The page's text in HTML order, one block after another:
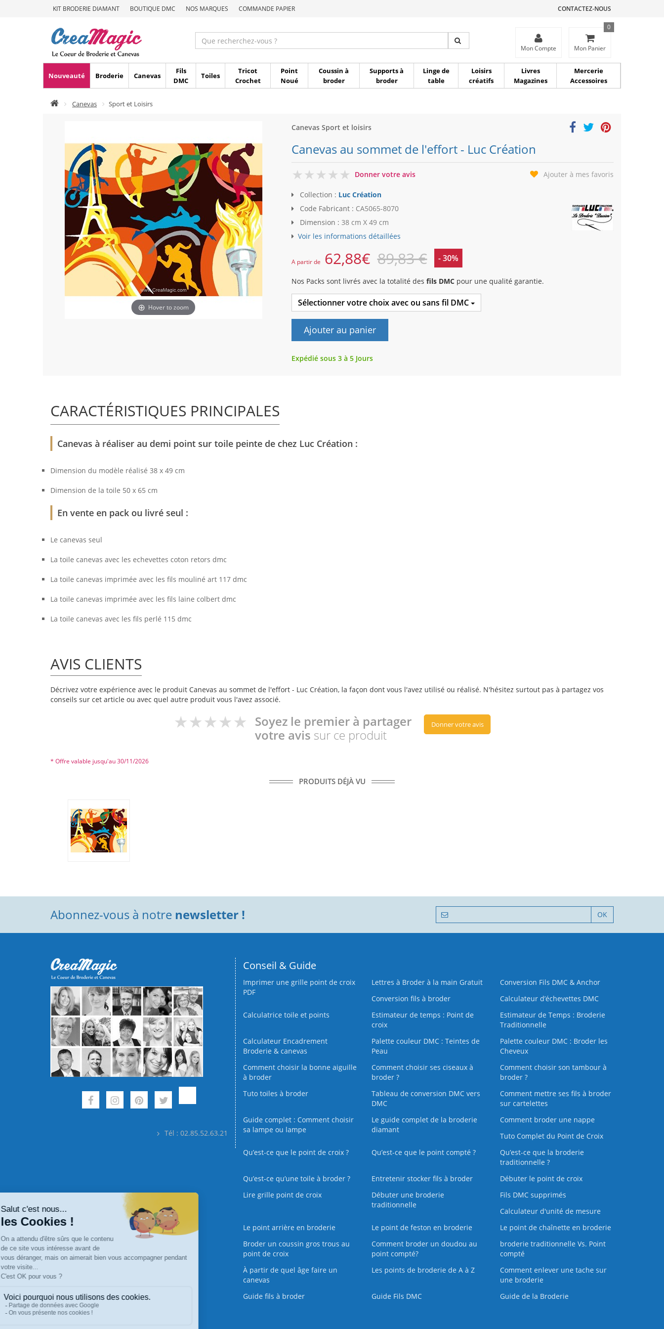
KIT BRODERIE DIAMANT BOUTIQUE DMC NOS MARQUES COMMANDE PAPIER CONTACTEZ-NOUS
Mon Compte Mon Panier
0
Nouveauté Broderie Canevas
Fils
DMC
Toiles
Tricot
Crochet
Point
Noué
Coussin à
broder
Supports à
broder
Linge de
table
Loisirs
créatifs
Livres
Magazines
Mercerie
Accessoires
Canevas Sport et Loisirs
Hover to zoom
Canevas Sport et loisirs
Canevas au sommet de l'effort - Luc Création
0
Donner votre avis Ajouter à mes favoris
Collection : Luc Création
Code Fabricant : CA5065-8070
Dimension : 38 cm X 49 cm
Voir les informations détaillées
A partir de 62,88€ 89,83 € - 30%
Nos Packs sont livrés avec la totalité des fils DMCpour une qualité garantie.
Sélectionner votre choix avec ou sans fil DMC
Ajouter au panier
Expédié sous 3 à 5 Jours
CARACTÉRISTIQUES PRINCIPALES
Canevas à réaliser au demi point sur toile peinte de chez Luc Création :
Dimension du modèle réalisé 38 x 49 cm
Dimension de la toile 50 x 65 cm
En vente en pack ou livré seul :
Le canevas seul
La toile canevas avec les echevettes coton retors dmc
La toile canevas imprimée avec les fils mouliné art 117 dmc
La toile canevas imprimée avec les fils laine colbert dmc
La toile canevas avec les fils perlé 115 dmc
AVIS CLIENTS
Décrivez votre expérience avec le produit Canevas au sommet de l'effort - Luc Création, la façon dont vous l'avez utilisé ou réalisé. N'hésitez surtout pas à partagez vos
conseils sur cet article ou avec quel autre produit vous l'avez associé.
Soyez le premier à partager
votre avis sur ce produit
Donner votre avis
* Offre valable jusqu'au 30/11/2026
PRODUITS DÉJÀ VU
Abonnez-vous à notre newsletter ! OK
Tél : 02.85.52.63.21
Conseil & Guide
Imprimer une grille point de croix
PDF
Lettres à Broder à la main Gratuit
Conversion Fils DMC & Anchor
Conversion fils à broder
Calculateur d’échevettes DMC
Calculatrice toile et points
Estimateur de temps : Point de
croix
Estimateur de Temps : Broderie
Traditionnelle
Calculateur Encadrement
Broderie & canevas
Palette couleur DMC : Teintes de
Peau
Palette couleur DMC : Broder les
Cheveux
Comment choisir la bonne aiguille
à broder
Comment choisir ses ciseaux à
broder ?
Comment choisir son tambour à
broder ?
Tuto toiles à broder
Tableau de conversion DMC vers
DMC
Comment mettre ses fils à broder
sur cartelettes
Guide complet : Comment choisir
sa lampe ou lampe
Le guide complet de la broderie
diamant
Comment broder une nappe
Tuto Complet du Point de Croix
Qu’est-ce que le point de croix ?
Qu’est-ce que le point compté ?
Qu’est-ce que la broderie
traditionnelle ?
Qu’est‑ce qu’une toile à broder ?
Entretenir stocker fils à broder
Débuter le point de croix
Lire grille point de croix
Débuter une broderie
traditionnelle
Fils DMC supprimés
Calculateur d'unité de mesure
Le point arrière en broderie
Le point de feston en broderie
Le point de chaînette en broderie
Broder un coussin gros trous au
point de croix
Comment broder un doudou au
point compté?
broderie traditionnelle Vs. Point
compté
À partir de quel âge faire un
canevas
Les points de broderie de A à Z
Comment enlever une tache sur
une broderie
Guide fils à broder
Guide Fils DMC Guide de la Broderie